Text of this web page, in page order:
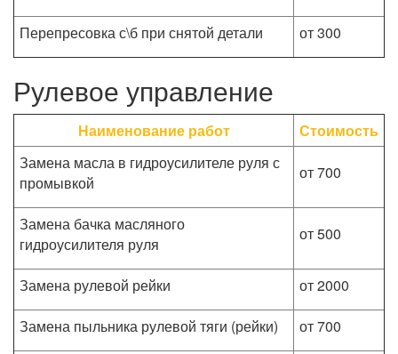
Перепресовка с\б при снятой детали
от 300
Рулевое управление
Наименование работ
Стоимость
Замена масла в гидроусилителе руля с
промывкой
от 700
Замена бачка масляного
гидроусилителя руля
от 500
Замена рулевой рейки
от 2000
Замена пыльника рулевой тяги (рейки)
от 700